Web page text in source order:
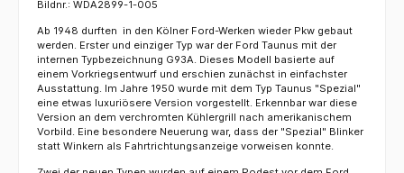
Bildnr.: WDA2899-1-005
Ab 1948 durften in den Kölner Ford-Werken wieder Pkw gebaut
werden. Erster und einziger Typ war der Ford Taunus mit der
internen Typbezeichnung G93A. Dieses Modell basierte auf
einem Vorkriegsentwurf und erschien zunächst in einfachster
Ausstattung. Im Jahre 1950 wurde mit dem Typ Taunus "Spezial"
eine etwas luxuriösere Version vorgestellt. Erkennbar war diese
Version an dem verchromten Kühlergrill nach amerikanischem
Vorbild. Eine besondere Neuerung war, dass der "Spezial" Blinker
statt Winkern als Fahrtrichtungsanzeige vorweisen konnte.